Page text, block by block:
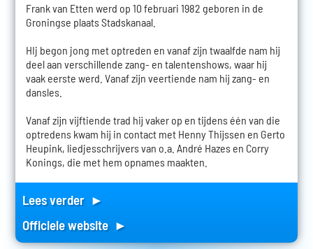
Frank van Etten werd op 10 februari 1982 geboren in de
Groningse plaats Stadskanaal.
HIj begon jong met optreden en vanaf zijn twaalfde nam hij
deel aan verschillende zang- en talentenshows, waar hij
vaak eerste werd. Vanaf zijn veertiende nam hij zang- en
dansles.
Vanaf zijn vijftiende trad hij vaker op en tijdens één van die
optredens kwam hij in contact met Henny Thijssen en Gerto
Heupink, liedjesschrijvers van o.a. André Hazes en Corry
Konings, die met hem opnames maakten.
Lees verder ►
Officiele website ►